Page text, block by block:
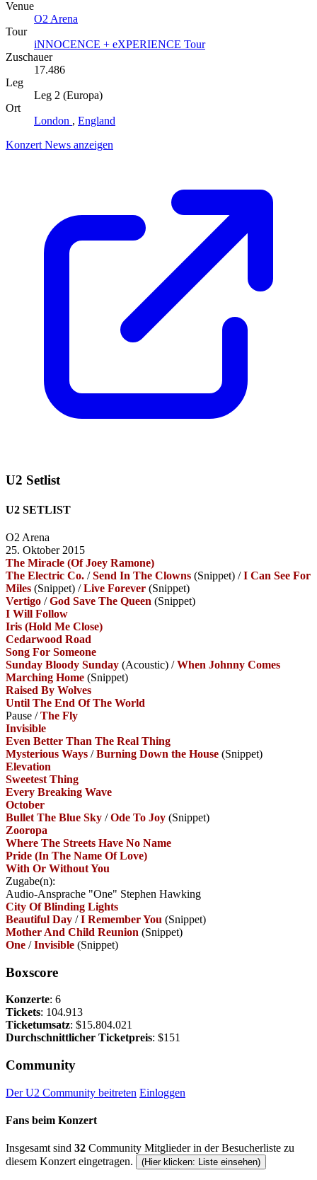
Venue
O2 Arena
Tour
iNNOCENCE + eXPERIENCE Tour
Zuschauer
17.486
Leg
Leg 2 (Europa)
Ort
London , England
Konzert News anzeigen
U2 Setlist
U2 SETLIST
O2 Arena
25. Oktober 2015
The Miracle (Of Joey Ramone)
The Electric Co. /Send In The Clowns (Snippet) /I Can See For
Miles (Snippet) /Live Forever (Snippet)
Vertigo /God Save The Queen (Snippet)
I Will Follow
Iris (Hold Me Close)
Cedarwood Road
Song For Someone
Sunday Bloody Sunday (Acoustic) /When Johnny Comes
Marching Home (Snippet)
Raised By Wolves
Until The End Of The World
Pause /The Fly
Invisible
Even Better Than The Real Thing
Mysterious Ways /Burning Down the House (Snippet)
Elevation
Sweetest Thing
Every Breaking Wave
October
Bullet The Blue Sky /Ode To Joy (Snippet)
Zooropa
Where The Streets Have No Name
Pride (In The Name Of Love)
With Or Without You
Zugabe(n):
Audio-Ansprache "One" Stephen Hawking
City Of Blinding Lights
Beautiful Day /I Remember You (Snippet)
Mother And Child Reunion (Snippet)
One /Invisible (Snippet)
Boxscore
Konzerte: 6
Tickets: 104.913
Ticketumsatz: $15.804.021
Durchschnittlicher Ticketpreis: $151
Community
Der U2 Community beitreten Einloggen
Fans beim Konzert
Insgesamt sind 32 Community Mitglieder in der Besucherliste zu
diesem Konzert eingetragen.
(Hier klicken: Liste einsehen)